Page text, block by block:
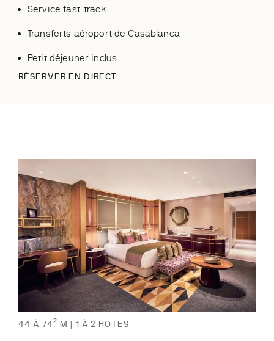
Service fast-track
Transferts aéroport de Casablanca
Petit déjeuner inclus
RÉSERVER EN DIRECT
44 À 742 M | 1 À 2 HÔTES